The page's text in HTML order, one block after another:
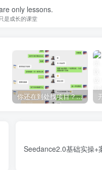
only lessons.
是成长的课堂
你还在到处找项目？还在当韭菜？我靠网创资源站一个月收入5万+，曾经我也是个失败者。
Seedance2.0基础实操+